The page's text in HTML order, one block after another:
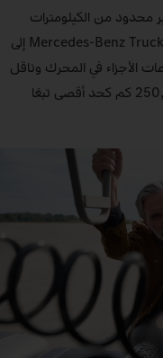
مع عدد غير محدود من الكيلومترات
للشاحنة بالكامل، يمتد الضمان الموسع من Mercedes‑Benz Trucks إلى
الأجزاء في المحرك وناقل
الحركة وأعمدة الإدارة ومحاور الدفع حتى 250,000 كم كحد أقصى تبعًا